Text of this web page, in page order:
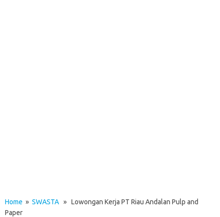
Home » SWASTA » Lowongan Kerja PT Riau Andalan Pulp and
Paper